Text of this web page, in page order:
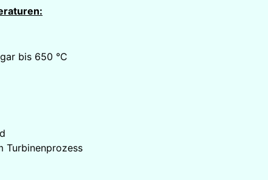
bis 650 °C
Turbinenprozess